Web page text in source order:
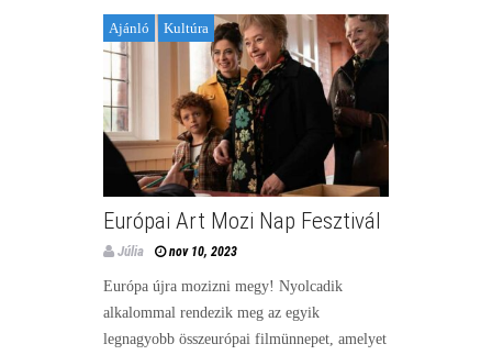
Ajánló Kultúra
Európai Art Mozi Nap Fesztivál
Júlia nov 10, 2023
Európa újra mozizni megy! Nyolcadik
alkalommal rendezik meg az egyik
legnagyobb összeurópai filmünnepet, amelyet